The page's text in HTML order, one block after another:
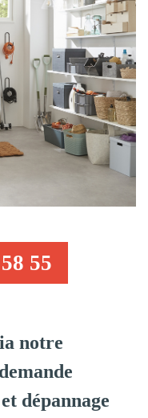
55
notre
dépannage